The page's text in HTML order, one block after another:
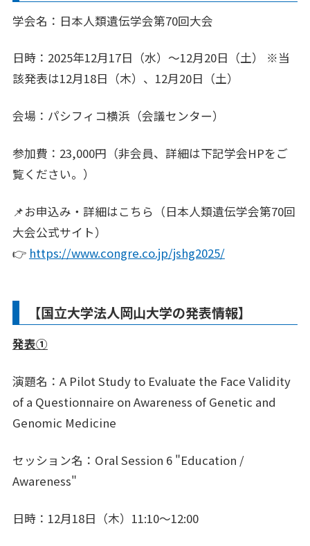
ナレッジコンテンツ KNOWLEDGE CONTENTS
お問い合わせ
学会名：日本人類遺伝学会第70回大会
日時：2025年12月17日（水）～12月20日（土） ※当
該発表は12月18日（木）、12月20日（土）
会場：パシフィコ横浜（会議センター）
参加費：23,000円（非会員、詳細は下記学会HPをご
覧ください。）
📌お申込み・詳細はこちら（日本人類遺伝学会第70回
大会公式サイト）
👉 https://www.congre.co.jp/jshg2025/
【国立大学法人岡山大学の発表情報】
発表①
演題名：A Pilot Study to Evaluate the Face Validity
of a Questionnaire on Awareness of Genetic and
Genomic Medicine
セッション名：Oral Session 6 "Education /
Awareness"
日時：12月18日（木）11:10～12:00